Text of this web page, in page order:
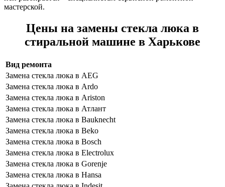
мастерской.
Цены на замены стекла люка в
стиральной машине в Харькове
Вид ремонта
Замена стекла люка в AEG
Замена стекла люка в Ardo
Замена стекла люка в Ariston
Замена стекла люка в Атлант
Замена стекла люка в Bauknecht
Замена стекла люка в Beko
Замена стекла люка в Bosch
Замена стекла люка в Electrolux
Замена стекла люка в Gorenje
Замена стекла люка в Hansa